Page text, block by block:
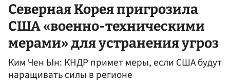
Северная Корея пригрозила
США «военно-техническими
мерами» для устранения угроз
Ким Чен Ын: КНДР примет меры, если США будут
наращивать силы в регионе